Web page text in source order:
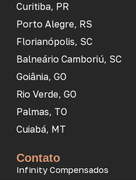
Curitiba, PR
Porto Alegre, RS
Florianópolis, SC
Balneário Camboriú, SC
Goiânia, GO
Rio Verde, GO
Palmas, TO
Cuiabá, MT
Contato
Infinity Compensados